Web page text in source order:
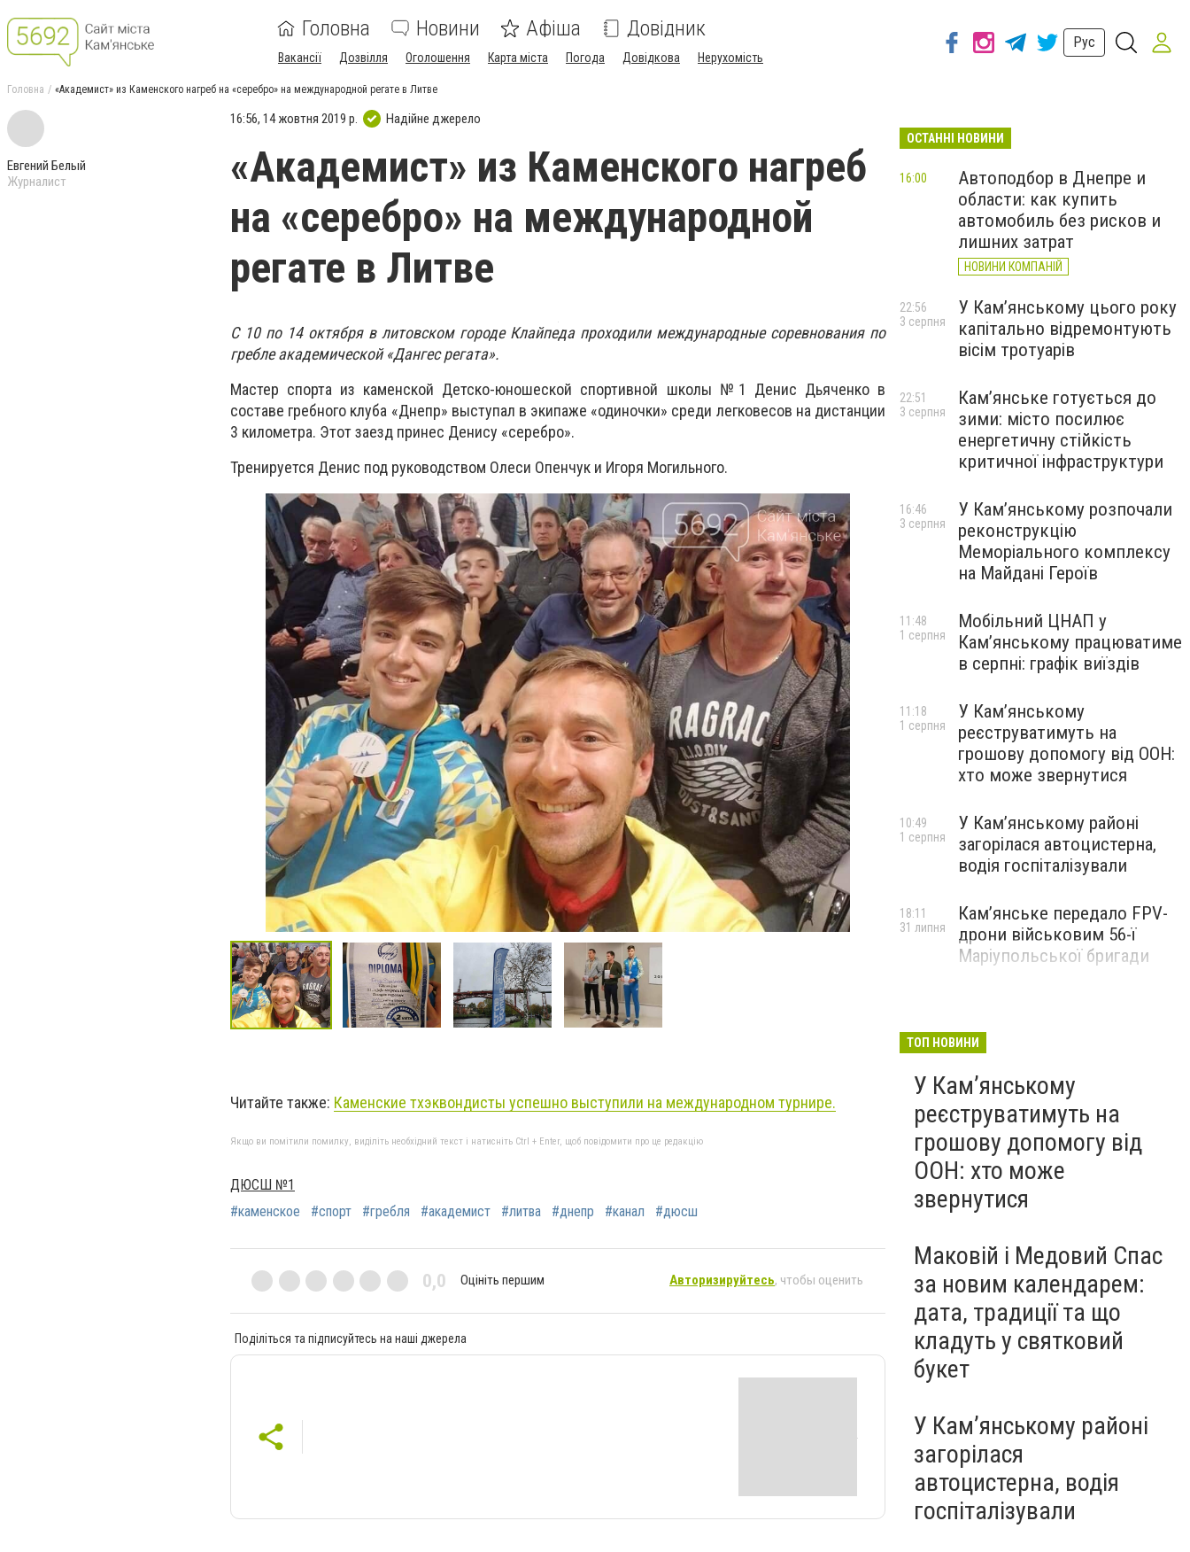
Головна Новини Афіша Довідник
Вакансії Дозвілля Оголошення Карта міста Погода Довідкова Нерухомість
Рус
Головна «Академист» из Каменского нагреб на «серебро» на международной регате в Литве
Евгений Белый
Журналист
16:56, 14 жовтня 2019 р. Надійне джерело
«Академист» из Каменского нагреб
на «серебро» на международной
регате в Литве
С 10 по 14 октября в литовском городе Клайпеда проходили международные соревнования по
гребле академической «Дангес регата».
Мастер спорта из каменской Детско-юношеской спортивной школы №1 Денис Дьяченко в
составе гребного клуба «Днепр» выступал в экипаже «одиночки» среди легковесов на дистанции
3 километра. Этот заезд принес Денису «серебро».
Тренируется Денис под руководством Олеси Опенчук и Игоря Могильного.
Читайте также: Каменские тхэквондисты успешно выступили на международном турнире.
Якщо ви помітили помилку, виділіть необхідний текст і натисніть Ctrl + Enter, щоб повідомити про це редакцію
ДЮСШ №1
#каменское
#спорт #гребля #академист #литва #днепр #канал #дюсш
0,0 Оцініть першим Авторизируйтесь, чтобы оценить
Поділіться та підписуйтесь на наші джерела
ОСТАННІ НОВИНИ
Автоподбор в Днепре и
области: как купить
автомобиль без рисков и
лишних затрат
НОВИНИ КОМПАНІЙ
16:00
У Кам’янському цього року
капітально відремонтують
вісім тротуарів
22:56
3 серпня
Кам’янське готується до
зими: місто посилює
енергетичну стійкість
критичної інфраструктури
22:51
3 серпня
У Кам’янському розпочали
реконструкцію
Меморіального комплексу
на Майдані Героїв
16:46
3 серпня
Мобільний ЦНАП у
Кам’янському працюватиме
в серпні: графік виїздів
11:48
1 серпня
У Кам’янському
реєструватимуть на
грошову допомогу від ООН:
хто може звернутися
11:18
1 серпня
У Кам’янському районі
загорілася автоцистерна,
водія госпіталізували
10:49
1 серпня
Кам’янське передало FPV-
дрони військовим 56-ї
Маріупольської бригади
18:11
31 липня
ТОП НОВИНИ
У Кам’янському
реєструватимуть на
грошову допомогу від
ООН: хто може
звернутися
Маковій і Медовий Спас
за новим календарем:
дата, традиції та що
кладуть у святковий
букет
У Кам’янському районі
загорілася
автоцистерна, водія
госпіталізували